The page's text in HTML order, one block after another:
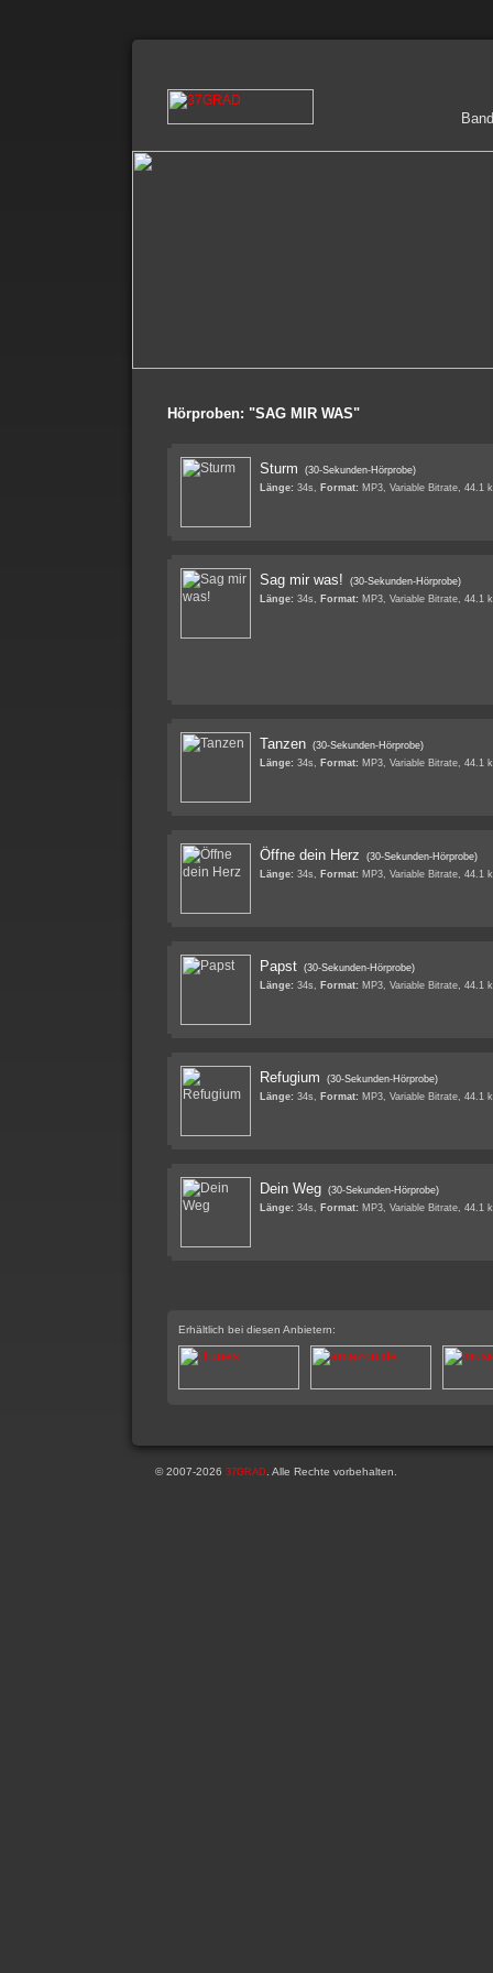
Band
Hörproben: "SAG MIR WAS"
Sturm
(30-Sekunden-Hörprobe)
Länge: 34s, Format: MP3, Variable Bitrate, 44.1
Sag mir was!
(30-Sekunden-Hörprobe)
Länge: 34s, Format: MP3, Variable Bitrate, 44.1
Tanzen (30-Sekunden-Hörprobe)
Länge: 34s, Format: MP3, Variable Bitrate, 44.1
Öffne dein Herz
(30-Sekunden-Hörprobe)
Länge: 34s, Format: MP3, Variable Bitrate, 44.1
Papst (30-Sekunden-Hörprobe)
Länge: 34s, Format: MP3, Variable Bitrate, 44.1
Refugium
(30-Sekunden-Hörprobe)
Länge: 34s, Format: MP3, Variable Bitrate, 44.1
Dein Weg (30-Sekunden-Hörprobe)
Länge: 34s, Format: MP3, Variable Bitrate, 44.1
Erhältlich bei diesen Anbietern:
© 2007-2026 37GRAD . Alle Rechte vorbehalten.